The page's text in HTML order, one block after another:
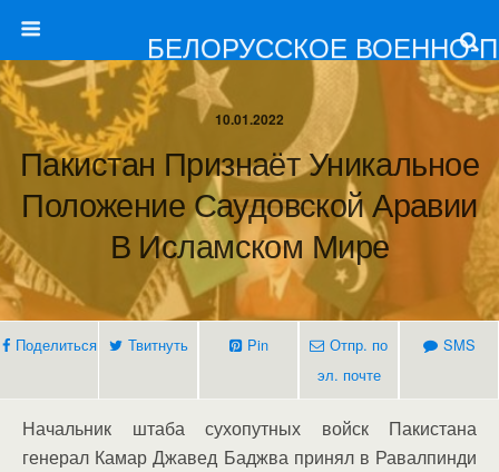
БЕЛОРУССКОЕ ВОЕННО-
10.01.2022
Пакистан Признаёт Уникальное
Положение Саудовской Аравии
В Исламском Мире
Поделиться Твитнуть Pin
Отпр. по
эл. почте
SMS
Начальник штаба сухопутных войск Пакистана
генерал Камар Джавед Баджва принял в Равалпинди